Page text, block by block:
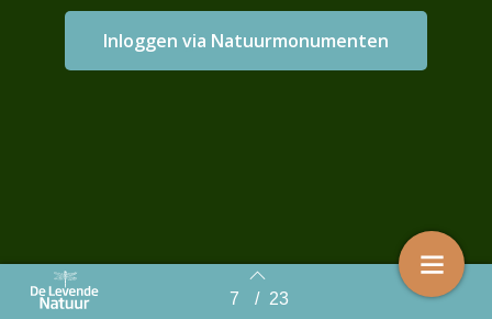
Back to index 7 / 23
Login with AzureAD